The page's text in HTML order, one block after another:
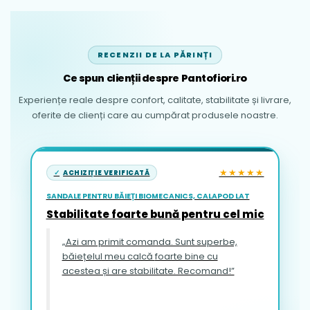
active, parc, grădiniță sau ocazii zilnice în
sezonul de primăvară-vară.
De ce să alegi sandalele cu
arc plantar de la D.D. Step?
suport plantar de la D.D. Step sunt
create pentru a oferi echilibrul perfect
între confortul termic estival și siguranța
stabilizator și a suportului pentru bolta
plantară, acestea ajută la prelucrarea
RECENZII DE LA PĂRINȚI
Ce spun clienții despre Pantofiori.ro
Experiențe reale despre confort, calitate, stabilitate și livrare,
oferite de clienți care au cumpărat produsele noastre.
ACHIZIȚIE VERIFICATĂ ★★★★★
SANDALE PENTRU BĂIEȚI BIOMECANICS, CALAPOD LAT
Stabilitate foarte bună pentru cel mic
„Azi am primit comanda. Sunt superbe,
băiețelul meu calcă foarte bine cu
acestea și are stabilitate. Recomand!”